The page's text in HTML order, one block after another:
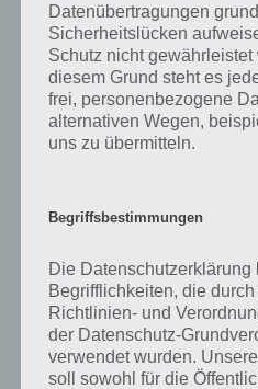
Datenübertragungen
Sicherheitslücken
Schutz nicht gewährleistet
diesem Grund steht es
frei, personenbezogene
alternativen Wegen,
uns zu übermitteln.
Begriffsbestimmungen
Die Datenschutzerklärung
Begrifflichkeiten, die
Richtlinien- und
der Datenschutz-
verwendet wurden.
soll sowohl für die